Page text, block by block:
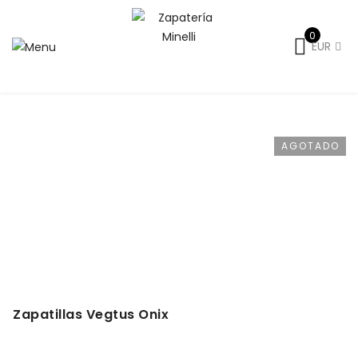
0
EUR
AGOTADO
Zapatillas Vegtus Onix